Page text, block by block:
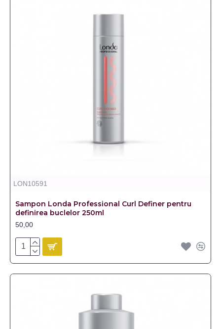
LON10591
Sampon Londa Professional Curl Definer pentru
definirea buclelor 250ml
50,00